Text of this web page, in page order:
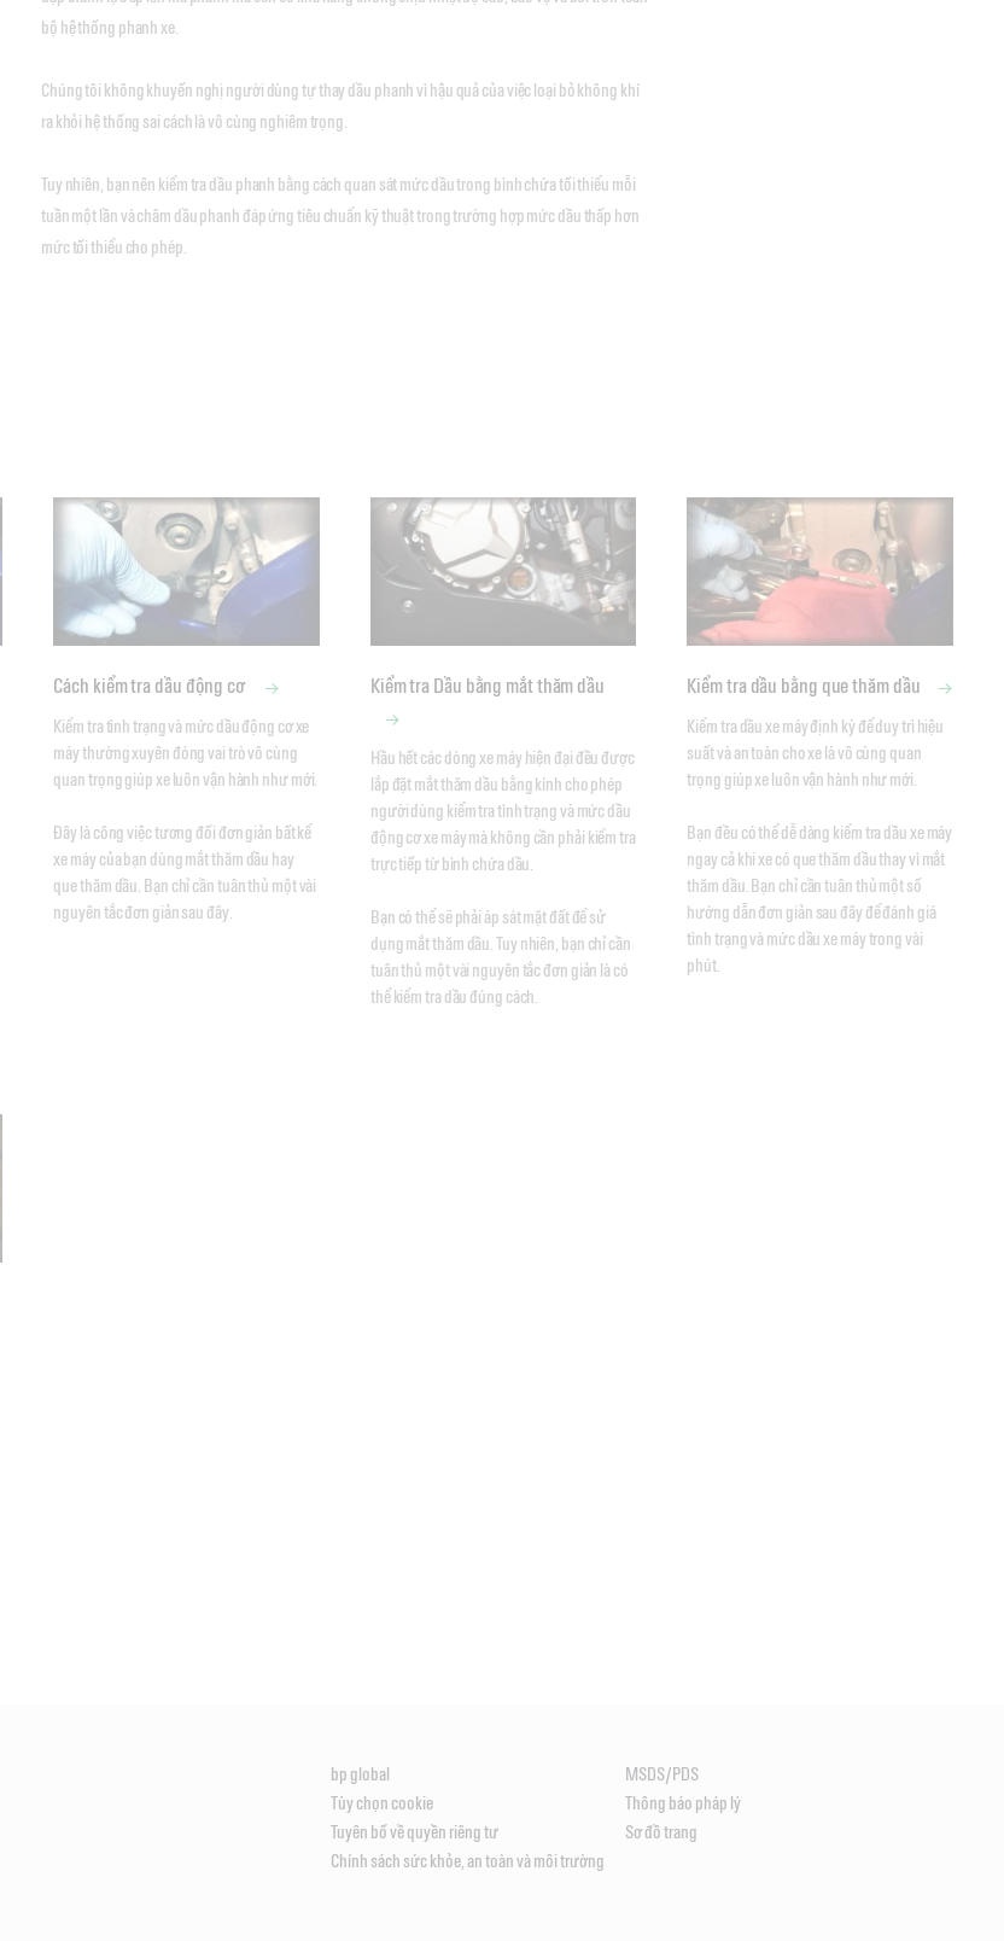
bộ hệ thống phanh xe.
Chúng tôi không khuyến nghị người dùng tự thay dầu phanh vì hậu quả của việc loại bỏ không khí
ra khỏi hệ thống sai cách là vô cùng nghiêm trọng.
Tuy nhiên, bạn nên kiểm tra dầu phanh bằng cách quan sát mức dầu trong bình chứa tối thiểu mỗi
tuần một lần và châm dầu phanh đáp ứng tiêu chuẩn kỹ thuật trong trường hợp mức dầu thấp hơn
mức tối thiểu cho phép.
Cách kiểm tra dầu động cơ
Kiểm tra tình trạng và mức dầu động cơ xe
máy thường xuyên đóng vai trò vô cùng
quan trọng giúp xe luôn vận hành như mới.
Đây là công việc tương đối đơn giản bất kể
xe máy của bạn dùng mắt thăm dầu hay
que thăm dầu. Bạn chỉ cần tuân thủ một vài
nguyên tắc đơn giản sau đây.
Kiểm tra Dầu bằng mắt thăm dầu
Hầu hết các dòng xe máy hiện đại đều được
lắp đặt mắt thăm dầu bằng kính cho phép
người dùng kiểm tra tình trạng và mức dầu
động cơ xe máy mà không cần phải kiểm tra
trực tiếp từ bình chứa dầu.
Bạn có thể sẽ phải áp sát mặt đất để sử
dụng mắt thăm dầu. Tuy nhiên, bạn chỉ cần
tuân thủ một vài nguyên tắc đơn giản là có
thể kiểm tra dầu đúng cách.
Kiểm tra dầu bằng que thăm dầu
Kiểm tra dầu xe máy định kỳ để duy trì hiệu
suất và an toàn cho xe là vô cùng quan
trọng giúp xe luôn vận hành như mới.
Bạn đều có thể dễ dàng kiểm tra dầu xe máy
ngay cả khi xe có que thăm dầu thay vì mắt
thăm dầu. Bạn chỉ cần tuân thủ một số
hướng dẫn đơn giản sau đây để đánh giá
tình trạng và mức dầu xe máy trong vài
phút.
bp global
MSDS/PDS
Tùy chọn cookie
Thông báo pháp lý
Tuyên bố về quyền riêng tư
Sơ đồ trang
Chính sách sức khỏe, an toàn và môi trường